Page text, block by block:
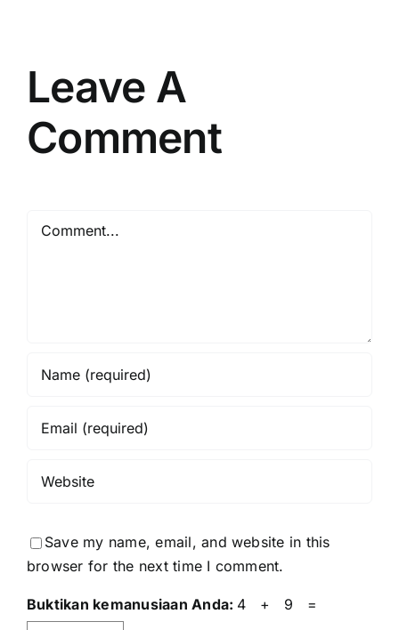
Leave A
Comment
Comment
Save my name, email, and website in this
browser for the next time I comment.
Buktikan kemanusiaan Anda: 4 + 9 =